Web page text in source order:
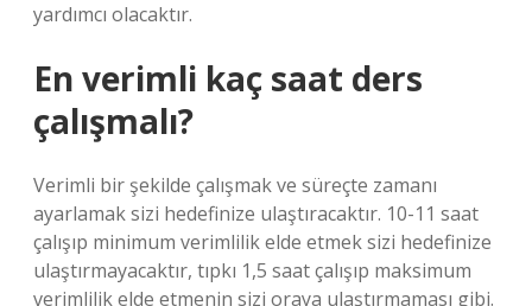
yardımcı olacaktır.
En verimli kaç saat ders
çalışmalı?
Verimli bir şekilde çalışmak ve süreçte zamanı
ayarlamak sizi hedefinize ulaştıracaktır. 10-11 saat
çalışıp minimum verimlilik elde etmek sizi hedefinize
ulaştırmayacaktır, tıpkı 1,5 saat çalışıp maksimum
verimlilik elde etmenin sizi oraya ulaştırmaması gibi.